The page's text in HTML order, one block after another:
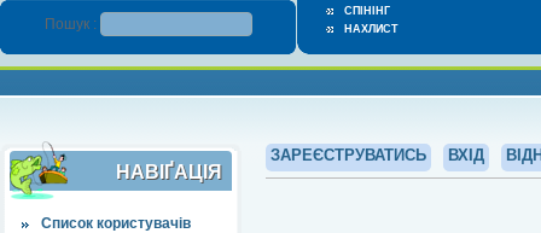
СПІНІНГ
НАХЛИСТ
Пошук :
НАВІҐАЦІЯ
Список користувачів
ЗАРЕЄСТРУВАТИСЬ ВХІД